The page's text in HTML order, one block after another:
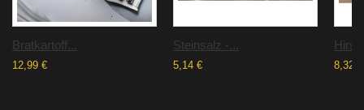
Bratkartoff...
12,99 €
Steinsalz -...
5,14 € 8,32 €